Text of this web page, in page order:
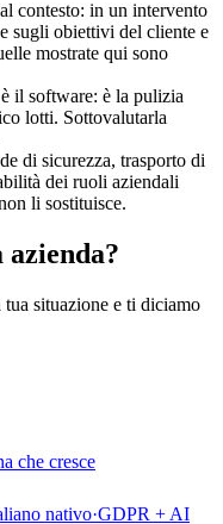
contesto: in un intervento
sugli obiettivi del cliente e
mostrate qui sono
il software: è la pulizia
lotti. Sottovalutarla
di sicurezza, trasporto di
dei ruoli aziendali
li sostituisce.
situazione e ti diciamo
che cresce
nativo·GDPR + AI